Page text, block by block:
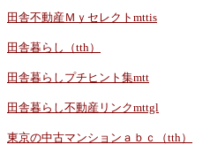
田舎不動産Ｍｙセレクトmttis
田舎暮らし（tth）
田舎暮らしプチヒント集mtt
田舎暮らし不動産リンクmttgl
東京の中古マンションａｂｃ（tth）